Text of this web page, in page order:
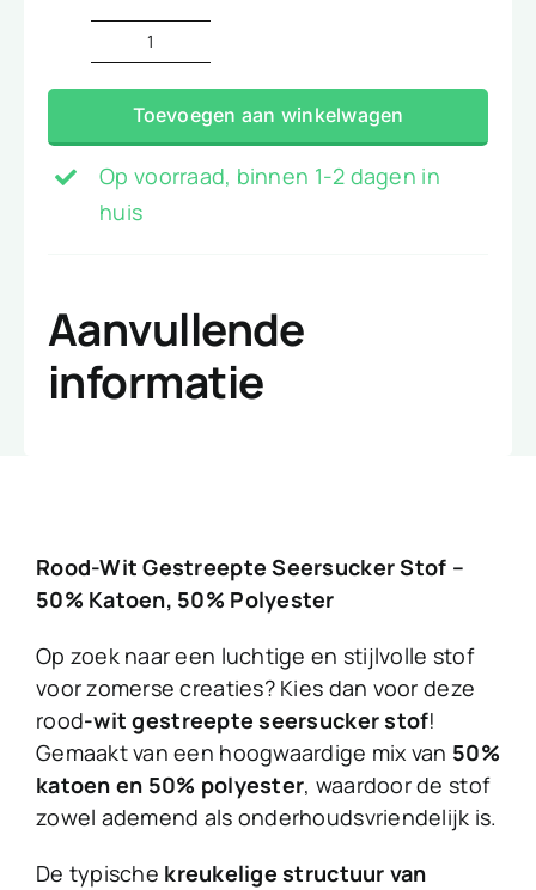
rood-
wit
gestreepte
seersucker
stof
Toevoegen aan winkelwagen
Op voorraad, binnen 1-2 dagen in
huis
Aanvullende
informatie
Rood-Wit Gestreepte Seersucker Stof –
50% Katoen, 50% Polyester
Op zoek naar een luchtige en stijlvolle stof
voor zomerse creaties? Kies dan voor deze
rood-wit gestreepte seersucker stof!
Gemaakt van een hoogwaardige mix van 50%
katoen en 50% polyester, waardoor de stof
zowel ademend als onderhoudsvriendelijk is.
De typische kreukelige structuur van